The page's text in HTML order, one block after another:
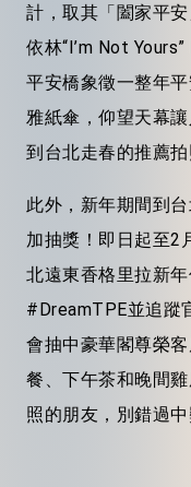
計，取其「闔家平
依林“I’m Not
平安橋象徵一整年
雅紙傘，仰望天幕
到台北走春的推薦拍
此外，新年期間到
加抽獎！即日起至2
北遠東香格里拉新
#DreamTPE並追蹤
會抽中豪華閣尊榮
餐、下午茶和晚間
照的朋友，別錯過中